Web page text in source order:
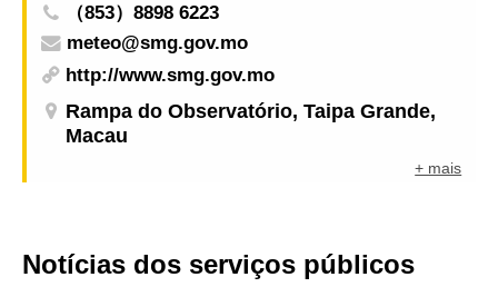
（853）8898 6223
meteo@smg.gov.mo
http://www.smg.gov.mo
Rampa do Observatório, Taipa Grande,
Macau
+ mais
Notícias dos serviços públicos